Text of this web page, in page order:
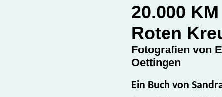
20.000
Roten
Fotografien von
Oettingen
Ein Buch von